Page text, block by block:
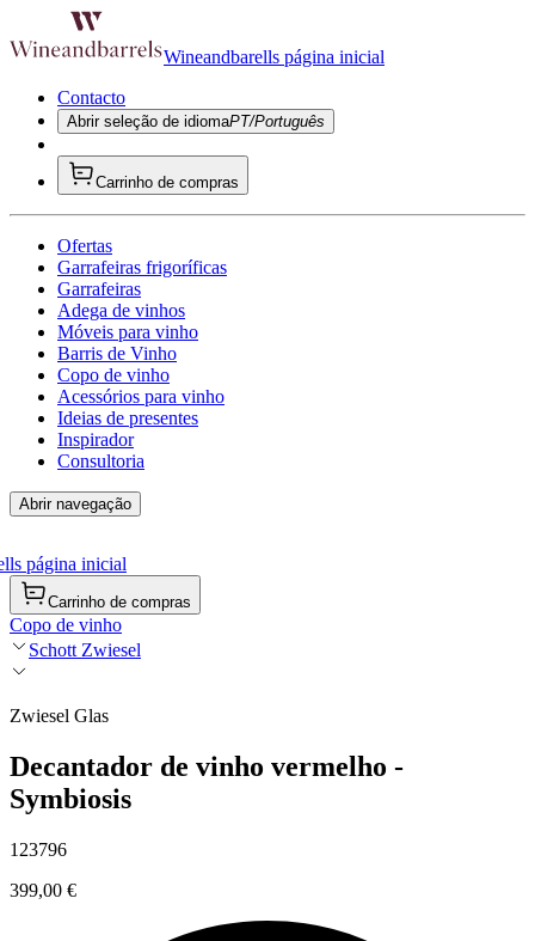
Wineandbarells página inicial
Contacto
Abrir seleção de idiomaPT/Português
Carrinho de compras
Ofertas
Garrafeiras frigoríficas
Garrafeiras
Adega de vinhos
Móveis para vinho
Barris de Vinho
Copo de vinho
Acessórios para vinho
Ideias de presentes
Inspirador
Consultoria
Abrir navegação
página inicial
Carrinho de compras
Copo de vinho
Schott Zwiesel
Zwiesel Glas
Decantador de vinho vermelho -
Symbiosis
123796
399,00 €